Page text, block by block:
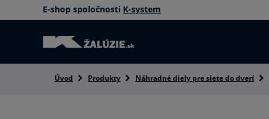
E-shop spoločnosti K-system
Úvod Produkty Náhradné diely pre siete do dverí